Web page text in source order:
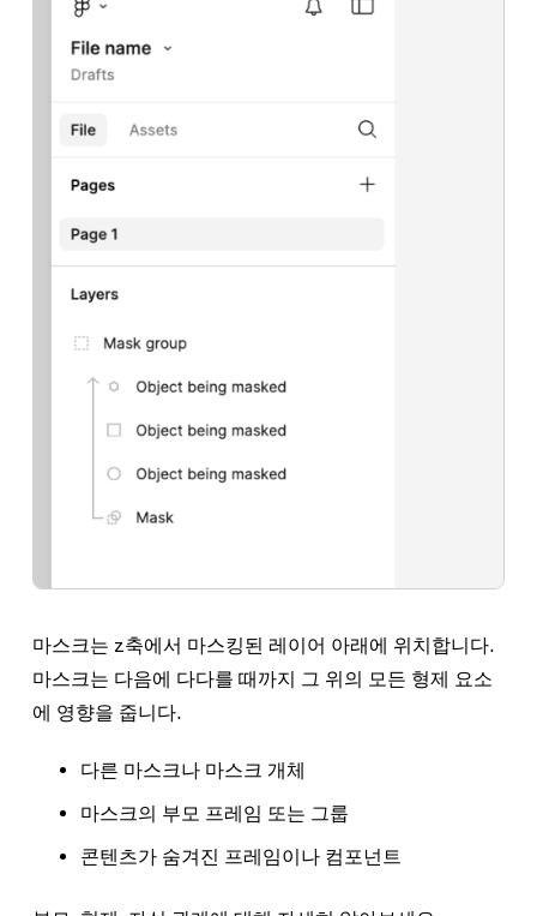
마스크는 z축에서 마스킹된 레이어 아래에 위치합니다.
마스크는 다음에 다다를 때까지 그 위의 모든 형제 요소
에 영향을 줍니다.
다른 마스크나 마스크 개체
마스크의 부모 프레임 또는 그룹
콘텐츠가 숨겨진 프레임이나 컴포넌트